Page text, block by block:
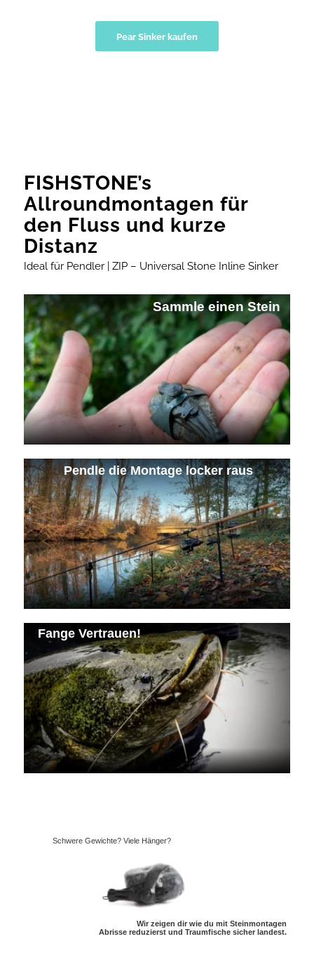
Pear Sinker kaufen
FISHSTONE’s
Allroundmontagen für
den Fluss und kurze
Distanz
Ideal für Pendler | ZIP – Universal Stone Inline Sinker
Sammle einen Stein
Pendle die Montage locker raus
Fange Vertrauen!
Schwere Gewichte? Viele Hänger?
Wir zeigen dir wie du mit Steinmontagen
Abrisse reduzierst und Traumfische sicher landest.